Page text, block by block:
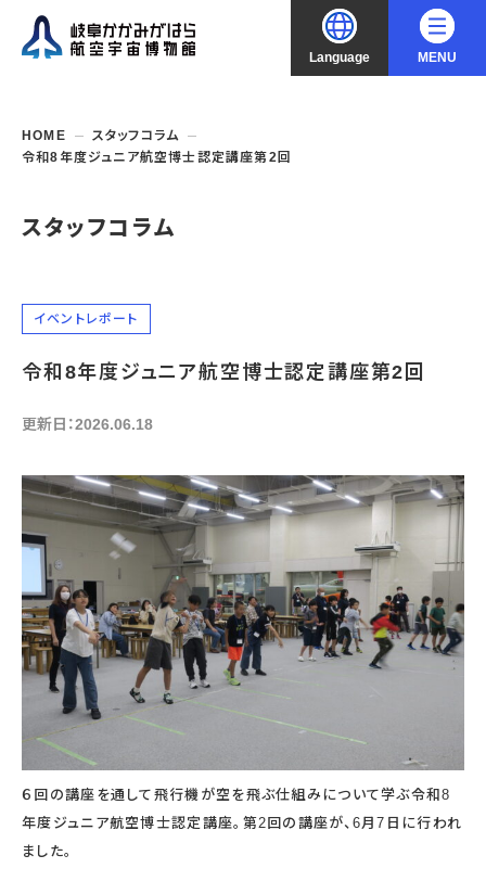
Language
中文（简化字）
中文（繁體字）
한국어
MENU
年間パスポート
フロアガイド
よくあるご質問
企画展
開催中・開催予定の企画展
常設展示
宇宙エリア
屋外展示
その他の展示
シアタールーム上映
操縦シミュレーション体験
おすすめコース
イベント・講座
開催中・開催予定のイベント
教室・講座・講演
ガイドツアー
イベントカレンダー
予約申し込み
これまでのイベント
博物館としての取組み
収蔵品検索
資料の貸出
地域との連携
レンタルそらはく
空宙博ボランティア
博物館実習
一般団体
福祉団体
子ども会・スポーツ少年団等
学校団体
学校・教育関係
学校・教育関係の方へ
遠足・社会見学
教育プログラム
オンライン学習
アウトリーチ
展示・イベントカレンダー
イベント予約申し込み
チャレンジそらはく
スタッフコラム お知らせ
お問い合わせ
HOME
スタッフコラム
令和8年度ジュニア航空博士認定講座第2回
スタッフコラム
イベントレポート
令和8年度ジュニア航空博士認定講座第2回
更新日：2026.06.18
６回の講座を通して飛行機が空を飛ぶ仕組みについて学ぶ令和8
年度ジュニア航空博士認定講座。第2回の講座が、6月7日に行われ
ました。